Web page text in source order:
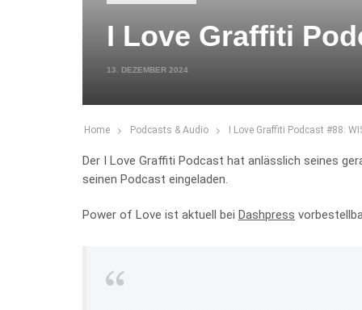
I Love Graffiti
13. DEZEMBER 2024
Home Podcasts & Audio I Love Graffiti Podcast #88:
Der I Love Graffiti Podcast hat anlässlich seines
seinen Podcast eingeladen.
Power of Love ist aktuell bei Dashpress